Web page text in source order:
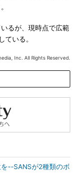
るが、現時点で広範
ている。
Inc. All Rights Reserved.
--SANSが2種類のボ